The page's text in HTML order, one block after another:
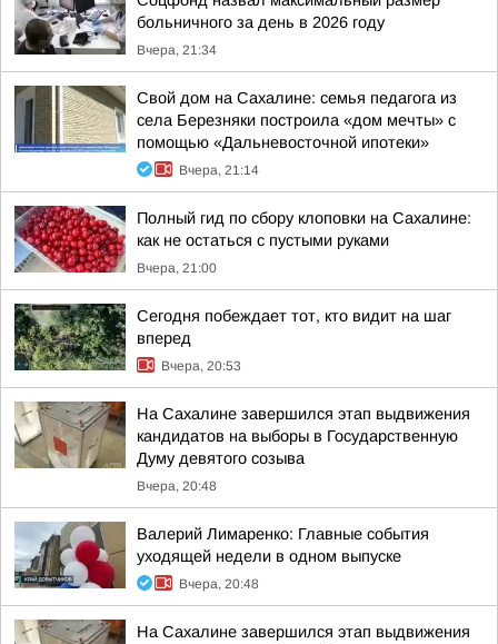
больничного за день в 2026 году
Вчера, 21:34
Свой дом на Сахалине: семья педагога из
села Березняки построила «дом мечты» с
помощью «Дальневосточной ипотеки»
Вчера, 21:14
Полный гид по сбору клоповки на Сахалине:
как не остаться с пустыми руками
Вчера, 21:00
Сегодня побеждает тот, кто видит на шаг
вперед
Вчера, 20:53
На Сахалине завершился этап выдвижения
кандидатов на выборы в Государственную
Думу девятого созыва
Вчера, 20:48
Валерий Лимаренко: Главные события
уходящей недели в одном выпуске
Вчера, 20:48
На Сахалине завершился этап выдвижения